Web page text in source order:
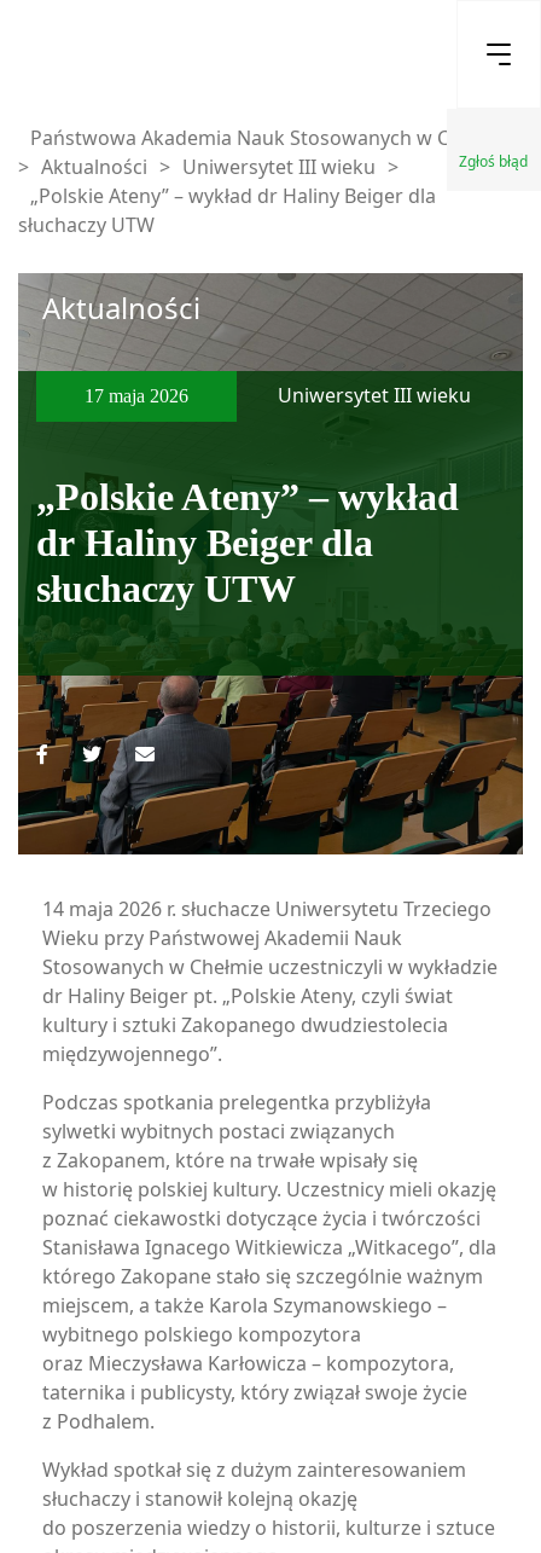
Zgłoś błąd
Państwowa Akademia Nauk Stosowanych w Chełmie
> Aktualności > Uniwersytet III wieku >
„Polskie Ateny” – wykład dr Haliny Beiger dla
słuchaczy UTW
Aktualności
17 maja 2026 Uniwersytet III wieku
„Polskie Ateny” – wykład
dr Haliny Beiger dla
słuchaczy UTW
14 maja 2026 r. słuchacze Uniwersytetu Trzeciego
Wieku przy Państwowej Akademii Nauk
Stosowanych w Chełmie uczestniczyli w wykładzie
dr Haliny Beiger pt. „Polskie Ateny, czyli świat
kultury i sztuki Zakopanego dwudziestolecia
międzywojennego”.
Podczas spotkania prelegentka przybliżyła
sylwetki wybitnych postaci związanych
z Zakopanem, które na trwałe wpisały się
w historię polskiej kultury. Uczestnicy mieli okazję
poznać ciekawostki dotyczące życia i twórczości
Stanisława Ignacego Witkiewicza „Witkacego”, dla
którego Zakopane stało się szczególnie ważnym
miejscem, a także Karola Szymanowskiego –
wybitnego polskiego kompozytora
oraz Mieczysława Karłowicza – kompozytora,
taternika i publicysty, który związał swoje życie
z Podhalem.
Wykład spotkał się z dużym zainteresowaniem
słuchaczy i stanowił kolejną okazję
do poszerzenia wiedzy o historii, kulturze i sztuce